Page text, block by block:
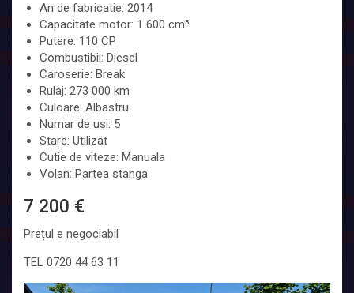
An de fabricatie: 2014
Capacitate motor: 1 600 cm³
Putere: 110 CP
Combustibil: Diesel
Caroserie: Break
Rulaj: 273 000 km
Culoare: Albastru
Numar de usi: 5
Stare: Utilizat
Cutie de viteze: Manuala
Volan: Partea stanga
7 200 €
Prețul e negociabil
TEL 0720 44 63 11